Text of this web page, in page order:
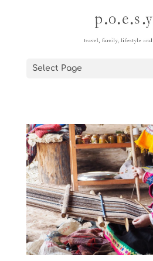
Select Page